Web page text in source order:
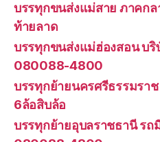
บรรทุกขนส่งแม่สาย ภาคกล
ท้ายลาด
บรรทุกขนส่งแม่ฮ่องสอน บริ
080088-4800
บรรทุกย้ายนครศรีธรรมรา
6ล้อสิบล้อ
บรรทุกย้ายอุบลราชธานี รถ